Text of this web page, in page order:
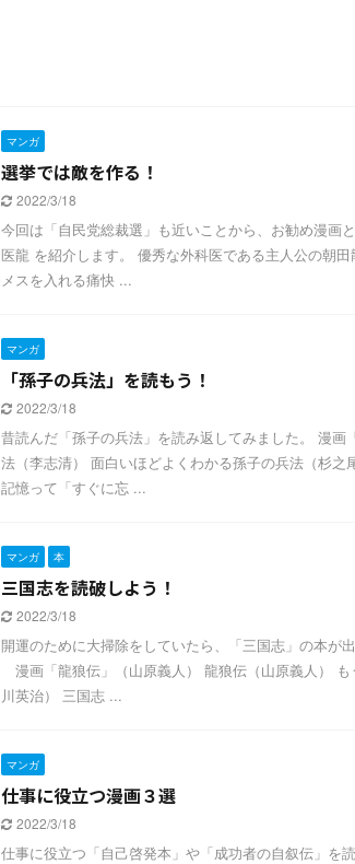
マンガ
選挙では敵を作る！
2022/3/18
今回は「自民党総裁選」も近いことから、お勧め漫
医龍 を紹介します。 優秀な外科医である主人公の朝
メスを入れる痛快 ...
マンガ
「孫子の兵法」を読もう！
2022/3/18
昔読んだ「孫子の兵法」を読み返してみました。 漫
法（李志清） 面白いほどよくわかる孫子の兵法（杉
記憶って「すぐに忘 ...
マンガ 本
三国志を読破しよう！
2022/3/18
開運のために大掃除をしていたら、「三国志」の本が
漫画「龍狼伝」（山原義人） 龍狼伝（山原義人）
川英治） 三国志 ...
マンガ
仕事に役立つ漫画３選
2022/3/18
仕事に役立つ「自己啓発本」や「成功者の自叙伝」を